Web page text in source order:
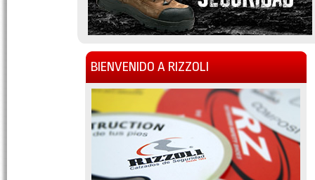
BIENVENIDO A RIZZOLI